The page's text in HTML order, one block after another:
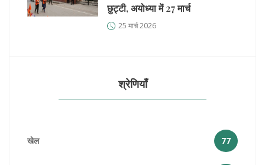
छुट्टी, अयोध्या में 27 मार्च
25 मार्च 2026
श्रेणियाँ
खेल 77